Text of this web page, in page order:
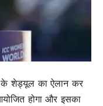
के शेड्यूल का ऐलान कर
होगा और इसका